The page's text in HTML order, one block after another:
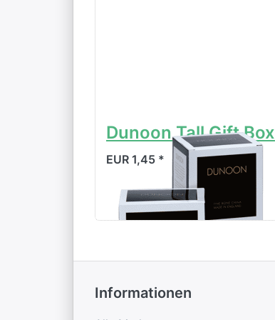
Dunoon Tall Gift Box
EUR 1,45 *
Informationen